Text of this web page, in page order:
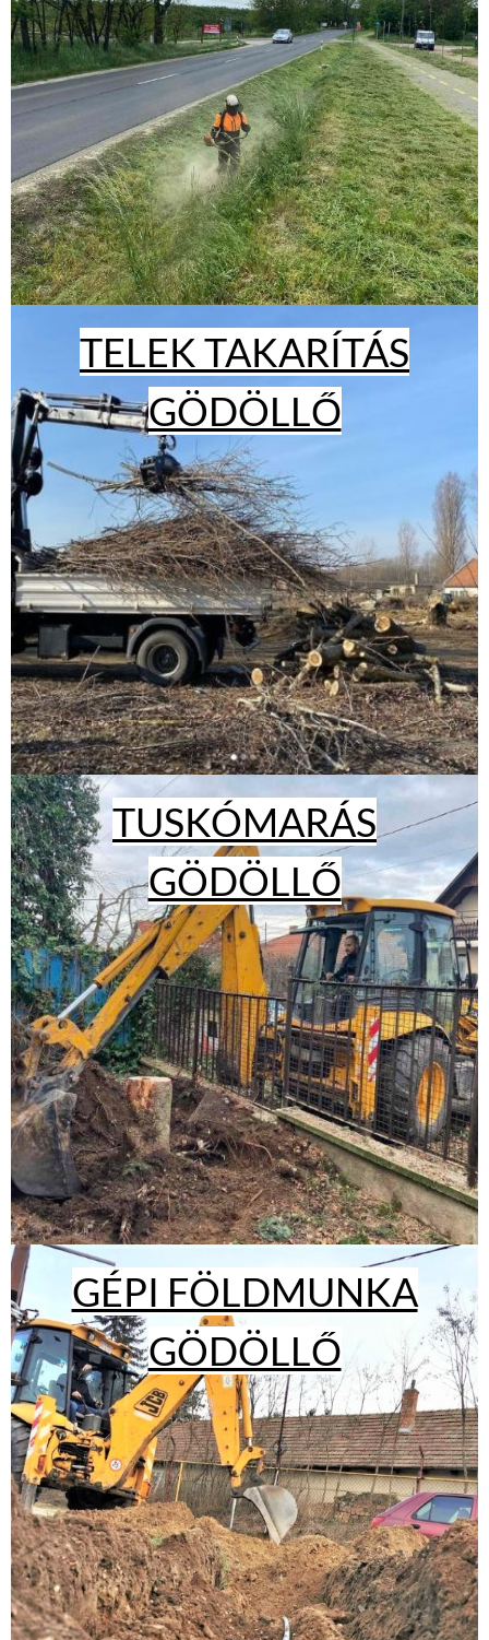
TELEK TAKARÍTÁS
GÖDÖLLŐ
TUSKÓMARÁS
GÖDÖLLŐ
GÉPI FÖLDMUNKA
GÖDÖLLŐ